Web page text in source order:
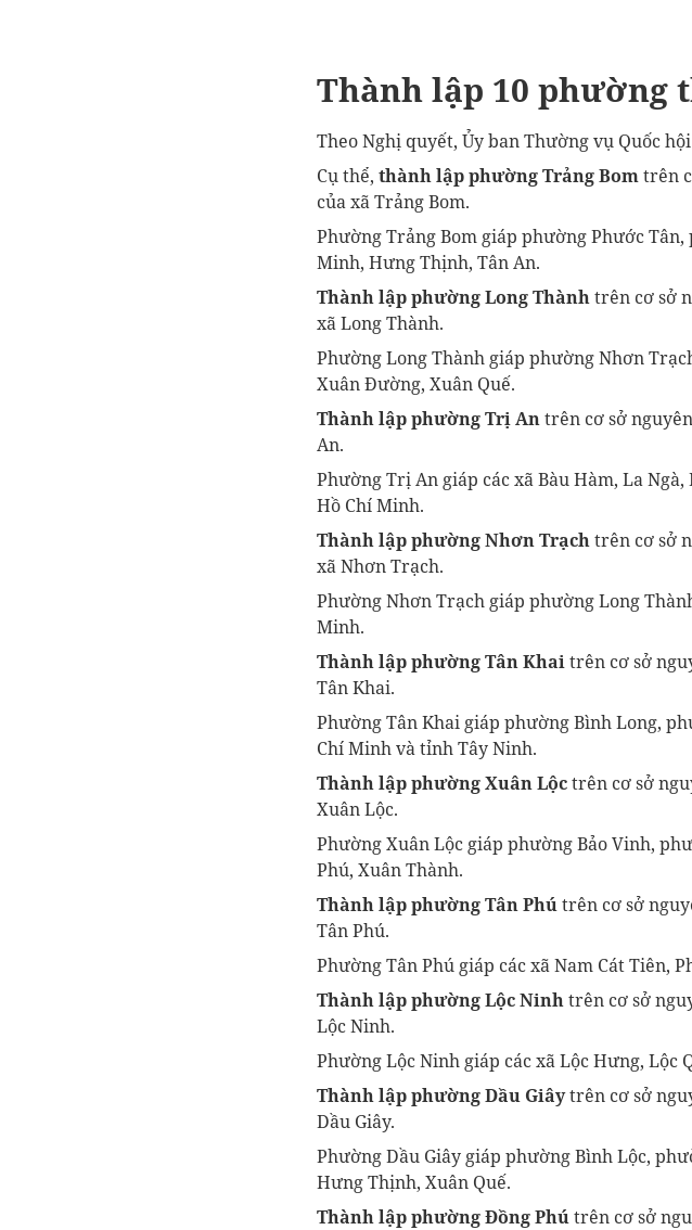
Thành lập 10 phường
Theo Nghị quyết, Ủy ban Thường vụ Quốc
Cụ thể, thành lập phường Trảng Bomtrên
của xã Trảng Bom.
Phường Trảng Bom giáp phường Phước
Minh, Hưng Thịnh, Tân An.
Thành lập phường Long Thànhtrên cơ sở
xã Long Thành.
Phường Long Thành giáp phường Nhơn
Xuân Đường, Xuân Quế.
Thành lập phường Trị Antrên cơ sở
An.
Phường Trị An giáp các xã Bàu Hàm, La
Hồ Chí Minh.
Thành lập phường Nhơn Trạchtrên cơ sở
xã Nhơn Trạch.
Phường Nhơn Trạch giáp phường Long
Minh.
Thành lập phường Tân Khaitrên cơ sở
Tân Khai.
Phường Tân Khai giáp phường Bình Long,
Chí Minh và tỉnh Tây Ninh.
Thành lập phường Xuân Lộctrên cơ sở
Xuân Lộc.
Phường Xuân Lộc giáp phường Bảo Vinh,
Phú, Xuân Thành.
Thành lập phường Tân Phútrên cơ sở
Tân Phú.
Phường Tân Phú giáp các xã Nam Cát Tiên,
Thành lập phường Lộc Ninhtrên cơ sở
Lộc Ninh.
Phường Lộc Ninh giáp các xã Lộc Hưng, Lộc
Thành lập phường Dầu Giâytrên cơ sở
Dầu Giây.
Phường Dầu Giây giáp phường Bình Lộc,
Hưng Thịnh, Xuân Quế.
Thành lập phường Đồng Phútrên cơ sở